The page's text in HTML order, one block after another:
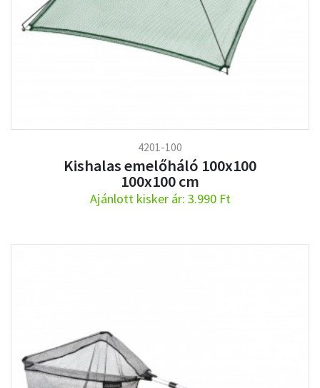
4201-100
Kishalas emelőháló 100x100
100x100 cm
Ajánlott kisker ár: 3.990 Ft